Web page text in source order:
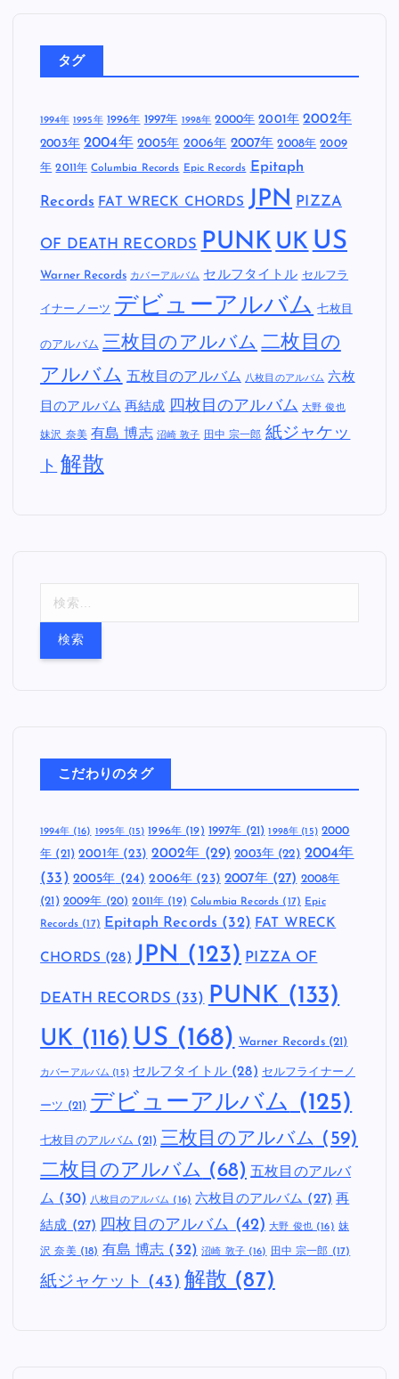
タグ
1994年 1995年 1996年 1997年 1998年 2000年 2001年 2002年
2003年 2004年 2005年 2006年 2007年 2008年 2009
年 2011年 Columbia Records Epic Records Epitaph
Records FAT WRECK CHORDS JPN PIZZA
OF DEATH RECORDS PUNK UK US
Warner Records カバーアルバム セルフタイトル セルフラ
イナーノーツ デビューアルバム 七枚目
のアルバム 三枚目のアルバム 二枚目の
アルバム 五枚目のアルバム 八枚目のアルバム 六枚
目のアルバム 再結成 四枚目のアルバム 大野 俊也
妹沢 奈美 有島 博志 沼崎 敦子 田中 宗一郎 紙ジャケッ
ト 解散
こだわりのタグ
1994年(16) 1995年 (15) 1996年(19) 1997年 (21) 1998年 (15) 2000
年 (21) 2001年(23) 2002年 (29) 2003年 (22) 2004年
(33) 2005年 (24) 2006年 (23) 2007年(27) 2008年
(21) 2009年 (20) 2011年 (19) Columbia Records (17) Epic
Records (17) Epitaph Records (32) FAT WRECK
CHORDS (28) JPN (123) PIZZA OF
DEATH RECORDS (33) PUNK (133)
UK (116) US (168) Warner Records(21)
カバーアルバム (15) セルフタイトル(28) セルフライナーノ
ーツ (21) デビューアルバム (125)
七枚目のアルバム (21) 三枚目のアルバム (59)
二枚目のアルバム (68) 五枚目のアルバ
ム (30) 八枚目のアルバム (16) 六枚目のアルバム (27) 再
結成 (27) 四枚目のアルバム (42) 大野 俊也(16) 妹
沢 奈美(18) 有島 博志 (32) 沼崎 敦子(16) 田中 宗一郎 (17)
紙ジャケット (43) 解散 (87)